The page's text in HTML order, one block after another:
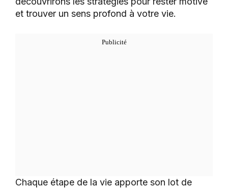
et trouver un sens profond à votre vie.
Chaque étape de la vie apporte son lot de